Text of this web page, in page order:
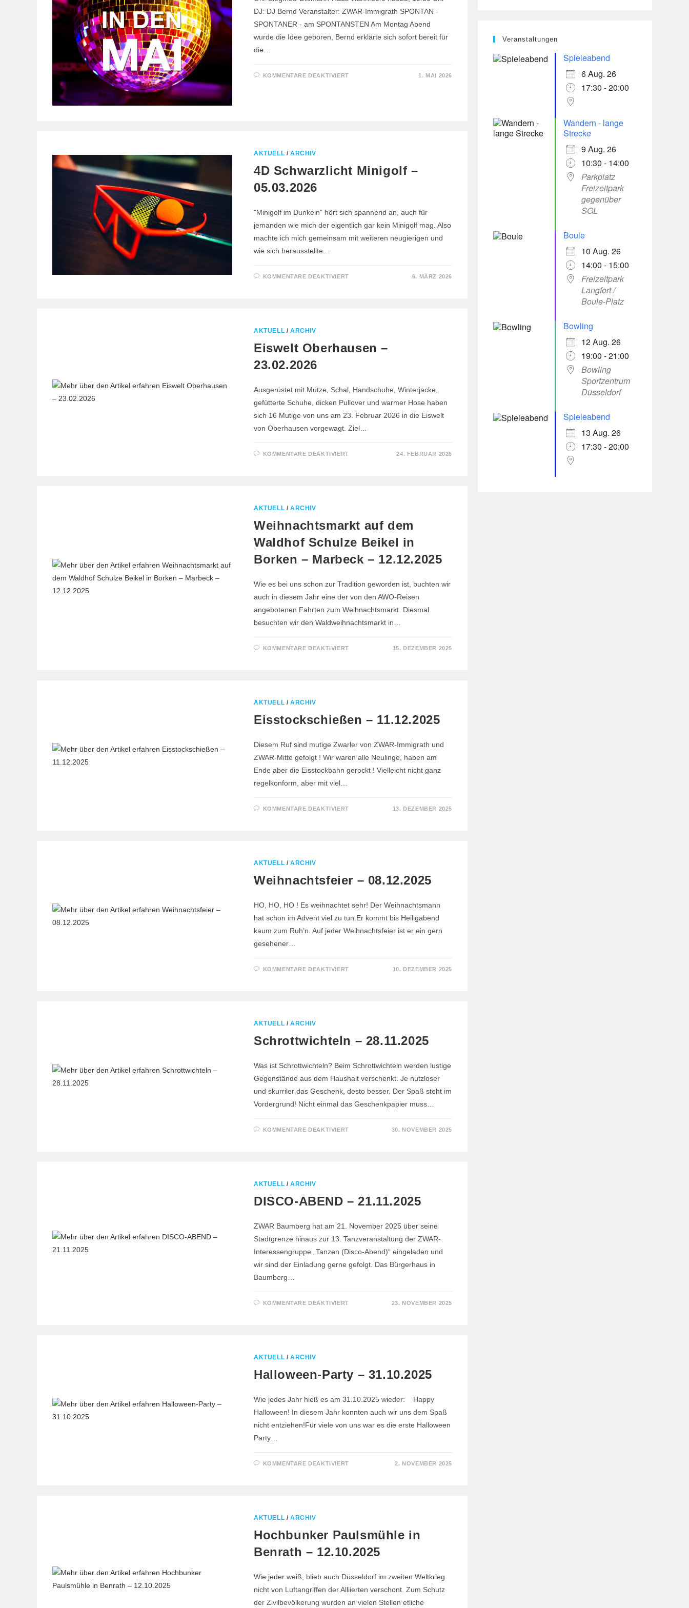
DJ: DJ Bernd Veranstalter: ZWAR-Immigrath SPONTAN -
SPONTANER - am SPONTANSTEN Am Montag Abend
wurde die Idee geboren, Bernd erklärte sich sofort bereit für
die…
KOMMENTARE DEAKTIVIERTFÜR
1. MAI 2026
AKTUELL /ARCHIV
4D Schwarzlicht Minigolf –
05.03.2026
"Minigolf im Dunkeln" hört sich spannend an, auch für
jemanden wie mich der eigentlich gar kein Minigolf mag. Also
machte ich mich gemeinsam mit weiteren neugierigen und
wie sich herausstellte…
KOMMENTARE DEAKTIVIERTFÜR
6. MÄRZ 2026
AKTUELL /ARCHIV
Eiswelt Oberhausen –
23.02.2026
Ausgerüstet mit Mütze, Schal, Handschuhe, Winterjacke,
gefütterte Schuhe, dicken Pullover und warmer Hose haben
sich 16 Mutige von uns am 23. Februar 2026 in die Eiswelt
von Oberhausen vorgewagt. Ziel…
KOMMENTARE DEAKTIVIERTFÜR
24. FEBRUAR 2026
AKTUELL /ARCHIV
Weihnachtsmarkt auf dem
Waldhof Schulze Beikel in
Borken – Marbeck – 12.12.2025
Wie es bei uns schon zur Tradition geworden ist, buchten wir
auch in diesem Jahr eine der von den AWO-Reisen
angebotenen Fahrten zum Weihnachtsmarkt. Diesmal
besuchten wir den Waldweihnachtsmarkt in…
KOMMENTARE DEAKTIVIERTFÜR
MARBECK
–
15. DEZEMBER 2025
AKTUELL /ARCHIV
Eisstockschießen – 11.12.2025
Diesem Ruf sind mutige Zwarler von ZWAR-Immigrath und
ZWAR-Mitte gefolgt ! Wir waren alle Neulinge, haben am
Ende aber die Eisstockbahn gerockt ! Vielleicht nicht ganz
regelkonform, aber mit viel…
KOMMENTARE DEAKTIVIERTFÜR
13. DEZEMBER 2025
AKTUELL /ARCHIV
Weihnachtsfeier – 08.12.2025
HO, HO, HO ! Es weihnachtet sehr! Der Weihnachtsmann
hat schon im Advent viel zu tun.Er kommt bis Heiligabend
kaum zum Ruh’n. Auf jeder Weihnachtsfeier ist er ein gern
gesehener…
KOMMENTARE DEAKTIVIERTFÜR
10. DEZEMBER 2025
AKTUELL /ARCHIV
Schrottwichteln – 28.11.2025
Was ist Schrottwichteln? Beim Schrottwichteln werden lustige
Gegenstände aus dem Haushalt verschenkt. Je nutzloser
und skurriler das Geschenk, desto besser. Der Spaß steht im
Vordergrund! Nicht einmal das Geschenkpapier muss…
KOMMENTARE DEAKTIVIERTFÜR
30. NOVEMBER 2025
AKTUELL /ARCHIV
DISCO-ABEND – 21.11.2025
ZWAR Baumberg hat am 21. November 2025 über seine
Stadtgrenze hinaus zur 13. Tanzveranstaltung der ZWAR-
Interessengruppe „Tanzen (Disco-Abend)“ eingeladen und
wir sind der Einladung gerne gefolgt. Das Bürgerhaus in
Baumberg…
KOMMENTARE DEAKTIVIERTFÜR
23. NOVEMBER 2025
AKTUELL /ARCHIV
Halloween-Party – 31.10.2025
Wie jedes Jahr hieß es am 31.10.2025 wieder: Happy
Halloween! In diesem Jahr konnten auch wir uns dem Spaß
nicht entziehen!Für viele von uns war es die erste Halloween
Party…
KOMMENTARE DEAKTIVIERTFÜR
2. NOVEMBER 2025
AKTUELL /ARCHIV
Hochbunker Paulsmühle in
Benrath – 12.10.2025
Wie jeder weiß, blieb auch Düsseldorf im zweiten Weltkrieg
nicht von Luftangriffen der Alliierten verschont. Zum Schutz
der Zivilbevölkerung wurden an vielen Stellen etliche
Veranstaltungen
Spieleabend
6 Aug. 26
17:30 - 20:00
Wandern - lange
Strecke
9 Aug. 26
10:30 - 14:00
Parkplatz
Freizeitpark
gegenüber
SGL
Boule
10 Aug. 26
14:00 - 15:00
Freizeitpark
Langfort /
Boule-Platz
Bowling
12 Aug. 26
19:00 - 21:00
Bowling
Sportzentrum
Düsseldorf
Spieleabend
13 Aug. 26
17:30 - 20:00